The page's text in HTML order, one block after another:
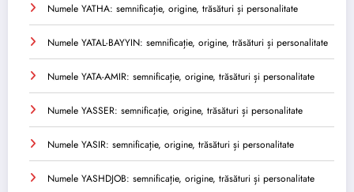
Numele YATHA: semnificație, origine, trăsături și personalitate
Numele YATAL-BAYYIN: semnificație, origine, trăsături și personalitate
Numele YATA-AMIR: semnificație, origine, trăsături și personalitate
Numele YASSER: semnificație, origine, trăsături și personalitate
Numele YASIR: semnificație, origine, trăsături și personalitate
Numele YASHDJOB: semnificație, origine, trăsături și personalitate